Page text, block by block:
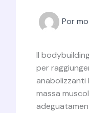
Por
Il
per
massa